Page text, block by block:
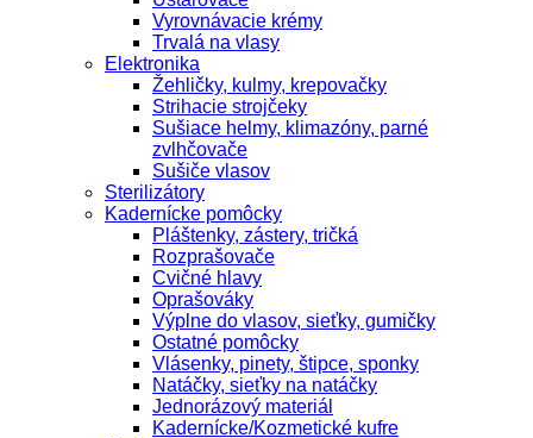
Vyrovnávacie krémy
Trvalá na vlasy
Elektronika
Žehličky, kulmy, krepovačky
Strihacie strojčeky
Sušiace helmy, klimazóny, parné
zvlhčovače
Sušiče vlasov
Sterilizátory
Kadernícke pomôcky
Pláštenky, zástery, tričká
Rozprašovače
Cvičné hlavy
Oprašováky
Výplne do vlasov, sieťky, gumičky
Ostatné pomôcky
Vlásenky, pinety, štipce, sponky
Natáčky, sieťky na natáčky
Jednorázový materiál
Kadernícke/Kozmetické kufre